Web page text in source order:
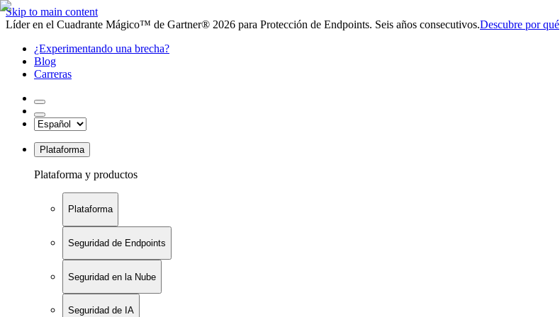
Skip to main content
Líder en el Cuadrante Mágico™ de Gartner® 2026 para Protección de Endpoints. Seis años consecutivos.Descubre por qué
¿Experimentando una brecha?
Blog
Carreras
Plataforma
Plataforma y productos
Plataforma
Seguridad de Endpoints
Seguridad en la Nube
Seguridad de IA